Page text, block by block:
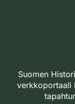
Suomen
verkkoportaali